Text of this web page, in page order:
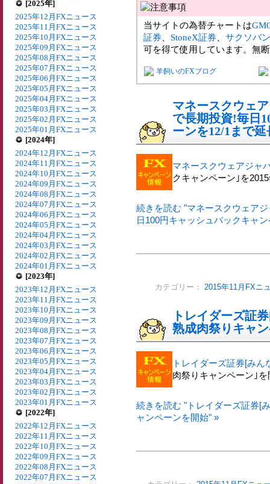
[2025年]
2025年12月FXニュース
2025年11月FXニュース
2025年10月FXニュース
2025年09月FXニュース
2025年08月FXニュース
2025年07月FXニュース
2025年06月FXニュース
2025年05月FXニュース
2025年04月FXニュース
2025年03月FXニュース
2025年02月FXニュース
2025年01月FXニュース
[2024年]
2024年12月FXニュース
2024年11月FXニュース
2024年10月FXニュース
2024年09月FXニュース
2024年08月FXニュース
2024年07月FXニュース
2024年06月FXニュース
2024年05月FXニュース
2024年04月FXニュース
2024年03月FXニュース
2024年02月FXニュース
2024年01月FXニュース
[2023年]
2023年12月FXニュース
2023年11月FXニュース
2023年10月FXニュース
2023年09月FXニュース
2023年08月FXニュース
2023年07月FXニュース
2023年06月FXニュース
2023年05月FXニュース
2023年04月FXニュース
2023年03月FXニュース
2023年02月FXニュース
2023年01月FXニュース
[2022年]
2022年12月FXニュース
2022年11月FXニュース
2022年10月FXニュース
2022年09月FXニュース
2022年08月FXニュース
2022年07月FXニュース
当サイトの為替チャートは
証券
StoneX証券
サクソバ
可を得て使用しています。無
羊飼いのFXブログ
マネースクウェ
で長期投資!毎日
ーンを12/1まで延
マネースクウェアジャ
クキャンペーン｣を
続きを読む "マネースクウェア
日100円キャッシュバックキャ
カテゴリー： 2015年11月FXニ
トレイダーズ証
熟成肉祭りキャ
トレイダーズ証券[みん
肉祭りキャンペーン｣
続きを読む "トレイダーズ証券[
ャンペーンを開始" »